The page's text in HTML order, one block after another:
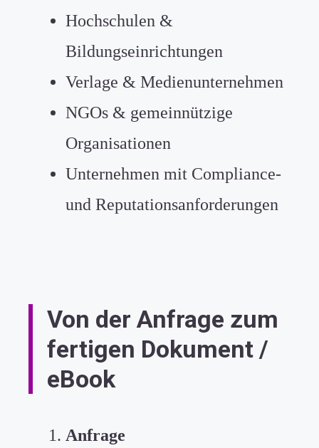
Hochschulen &
Bildungseinrichtungen
Verlage & Medienunternehmen
NGOs & gemeinnützige
Organisationen
Unternehmen mit Compliance-
und Reputationsanforderungen
Von der Anfrage zum
fertigen Dokument /
eBook
Anfrage